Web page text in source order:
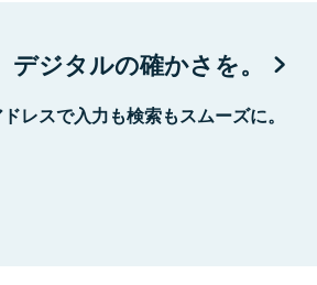
デジタルの確かさを。
レスで入力も検索もスムーズに。